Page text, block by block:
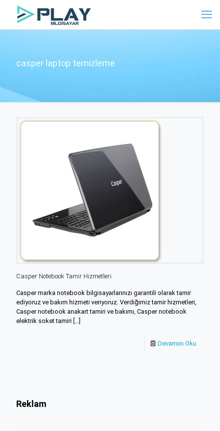
casper laptop temizleme
Casper Notebook Tamir Hizmetleri
Casper marka notebook bilgisayarlarınızı garantili olarak tamir
ediyoruz ve bakım hizmeti veriyoruz. Verdiğimiz tamir hizmetleri,
Casper notebook anakart tamiri ve bakımı, Casper notebook
elektrik soket tamiri
Devamını Oku
Reklam